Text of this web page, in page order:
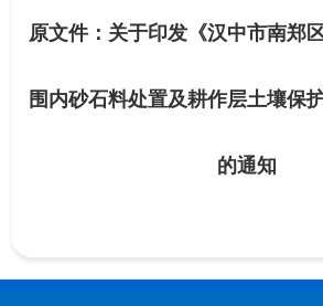
原文件：关于印发《汉中市南郑
围内砂石料处置及耕作层土壤保
的通知